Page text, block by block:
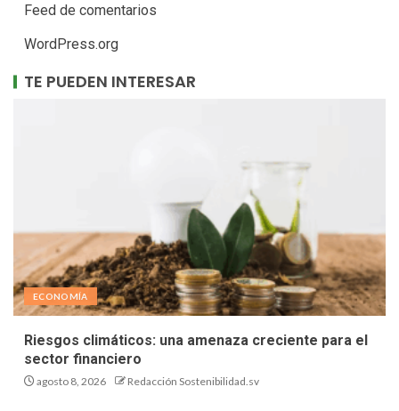
Feed de comentarios
WordPress.org
TE PUEDEN INTERESAR
ECONOMÍA
Riesgos climáticos: una amenaza creciente para el
sector financiero
agosto 8, 2026 Redacción Sostenibilidad.sv